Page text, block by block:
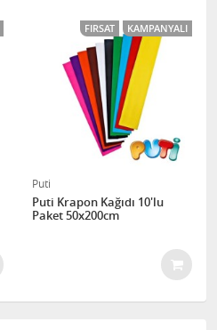
FIRSAT KAMPANYALI
Puti
Puti Krapon Kağıdı 10'lu
Paket 50x200cm